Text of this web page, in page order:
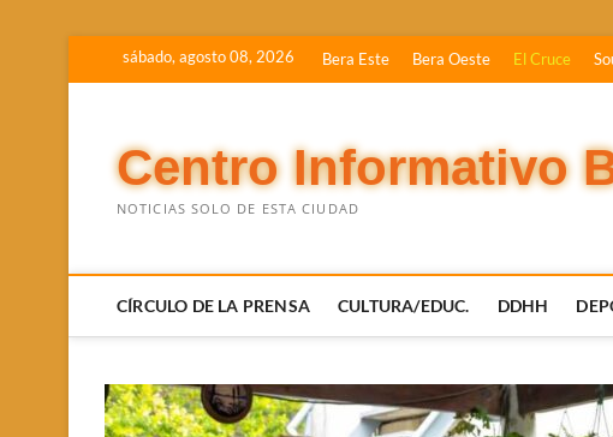
sábado, agosto 08, 2026 Bera Este Bera Oeste El Cruce
Centro Informativo
NOTICIAS SOLO DE ESTA CIUDAD
CÍRCULO DE LA PRENSA CULTURA/EDUC. DDHH